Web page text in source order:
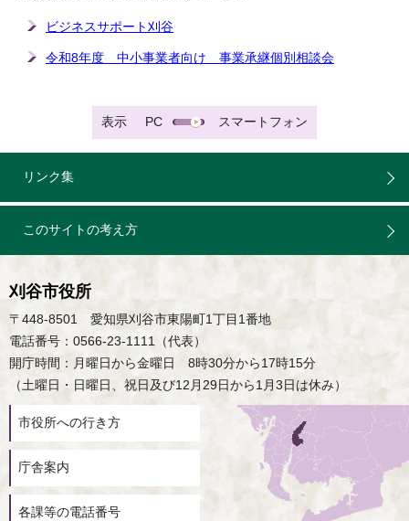
ビジネスサポート刈谷
令和8年度 中小事業者向け 事業承継個別相談会
表示 PC スマートフォン
リンク集
このサイトの考え方
刈谷市役所
〒448-8501 愛知県刈谷市東陽町1丁目1番地
電話番号：0566-23-1111（代表）
開庁時間：月曜日から金曜日 8時30分から17時15分
（土曜日・日曜日、祝日及び12月29日から1月3日は休み）
市役所への行き方
庁舎案内
各課等の電話番号